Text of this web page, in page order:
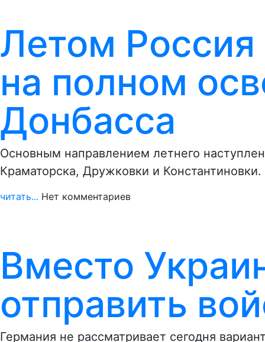
Летом Россия
на полном
Донбасса
Основным направлением летнего
Краматорска, Дружковки и
читать... Нет комментариев
Вместо
отправить
Германия не рассматривает сегодня